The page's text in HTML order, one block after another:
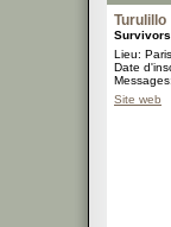
Turulillo
Survivors
Lieu:
Date
Site web